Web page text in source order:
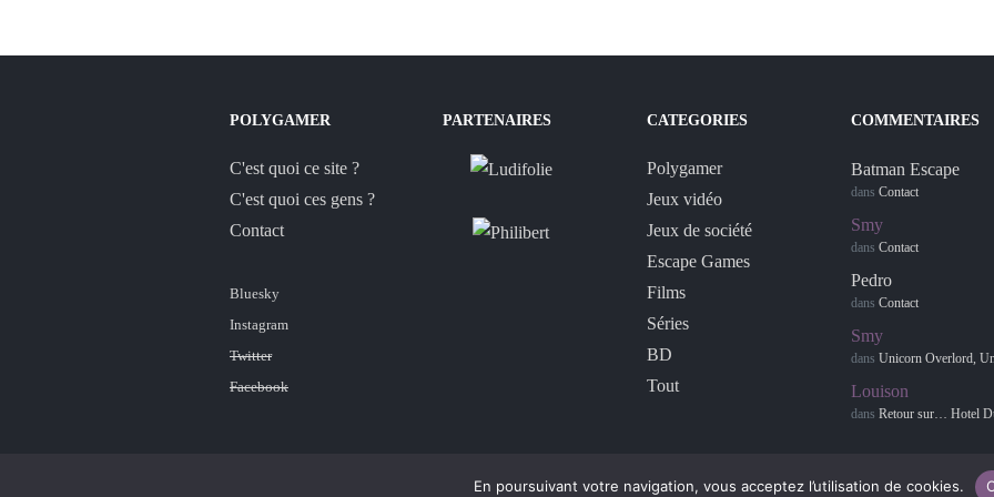
POLYGAMER
C'est quoi ce site ?
C'est quoi ces gens ?
Contact
Bluesky
Instagram
Twitter
Facebook
PARTENAIRES CATEGORIES
Polygamer
Jeux vidéo
Jeux de société
Escape Games
Films
Séries
BD
Tout
COMMENTAIRES
Batman Escape
dans Contact
Smy
dans Contact
Pedro
dans Contact
Smy
dans Unicorn Overlord,
Louison
dans Retour sur… Hotel
En poursuivant votre navigation, vous acceptez l’utilisation de cookies.